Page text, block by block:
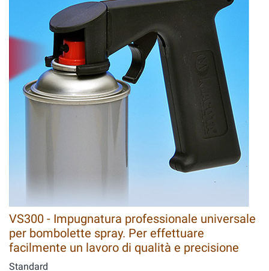
VS300 - Impugnatura professionale universale
per bombolette spray. Per effettuare
facilmente un lavoro di qualità e precisione
Standard